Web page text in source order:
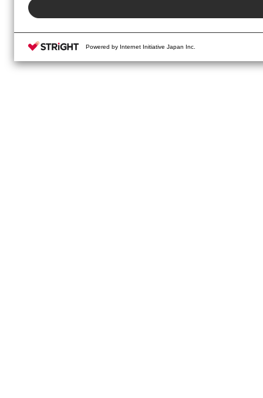
Powered by Internet Initiative Japan Inc.